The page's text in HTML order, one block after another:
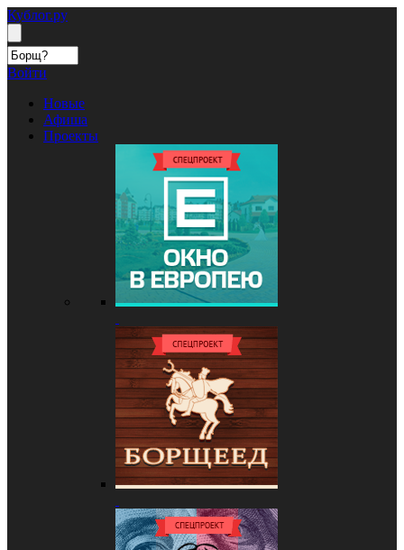
Кублог.ру
Войти
Новые
Афиша
Проекты